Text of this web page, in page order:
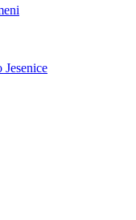
Jesenice